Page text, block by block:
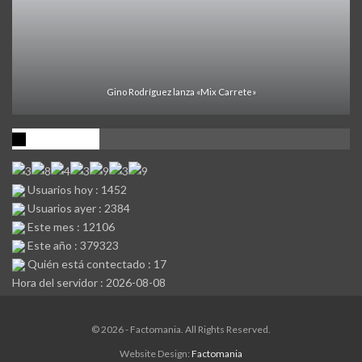
Gino Rodríguez lanza «Mix Carrete»
Usuarios hoy : 1452
Usuarios ayer : 2384
Este mes : 12106
Este año : 379323
Quién está contectado : 17
Hora del servidor : 2026-08-08
© 2026 - Factomania. All Rights Reserved.
Website Design: Factomania